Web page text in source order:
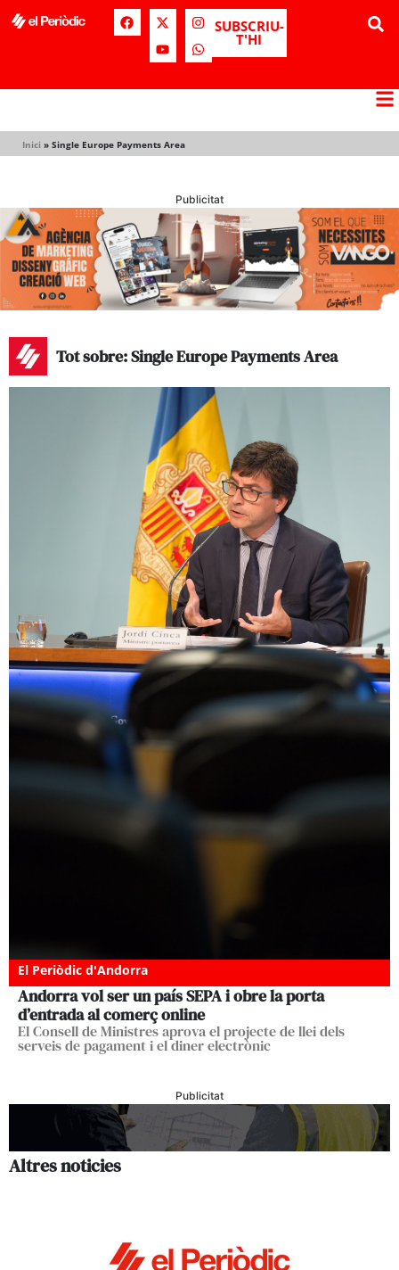
SUBSCRIU-
T'HI
Inici » Single Europe Payments Area
Publicitat
Tot sobre: Single Europe Payments Area
El Periòdic d'Andorra
Andorra vol ser un país SEPA i obre la porta
d’entrada al comerç online
El Consell de Ministres aprova el projecte de llei dels
serveis de pagament i el diner electrònic
Publicitat
Altres noticies